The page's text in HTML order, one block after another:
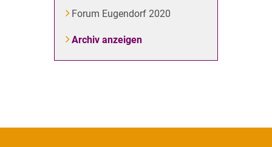
Forum Eugendorf 2020
Archiv anzeigen